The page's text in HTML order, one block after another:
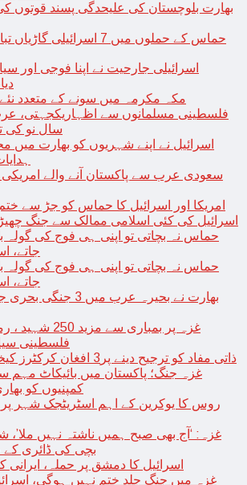
بھارت بلوچستان کی علیحدگی پسند قوتوں
اسرائیلی جارحیت نے اپنا فوجی اور
مکہ مکرمہ میں سونے کے متعدد
فلسطینی مسلمانوں سے اظہاریکجہتی،
سال نو کی
اسرائیل نے اپنے شہریوں کو بھارت میں
سعودی عرب سے پاکستان آنے والے امریکی
امریکا اور اسرائیل کا حماس کو جڑ سے ختم
اسرائیل کی کئی اسلامی ممالک سے جنگ
حماس نہ بچاتی تو اپنی ہی فوج کی گولہ
جاتے،
حماس نہ بچاتی تو اپنی ہی فوج کی گولہ
جاتے،
بھارت نے بحیرہ عرب میں
غزہ پر بمباری سے
فلسطینی
ذاتی مفاد کو ترجیح دینے پر3 افغان کرکٹرز کیخلاف کارروائی
غزہ جنگ؛ پاکستان میں بائیکاٹ مہم
کمپنیوں کو
روس کا یوکرین کے اہم اسٹریٹجک شہر
غزہ: ‘آج بھی صبح ہمیں ناشتہ نہیں
بچی کی ڈائری
اسرائیل کا دمشق پر حملہ، ایرانی
غزہ میں جنگ جلد ختم نہیں ہوگی،